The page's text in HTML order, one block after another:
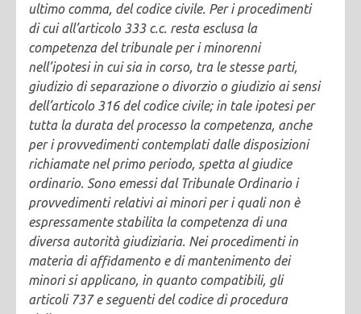
ultimo comma, del codice civile. Per i procedimenti
di cui all’articolo 333 c.c. resta esclusa la
competenza del tribunale per i minorenni
nell’ipotesi in cui sia in corso, tra le stesse parti,
giudizio di separazione o divorzio o giudizio ai sensi
dell’articolo 316 del codice civile; in tale ipotesi per
tutta la durata del processo la competenza, anche
per i provvedimenti contemplati dalle disposizioni
richiamate nel primo periodo, spetta al giudice
ordinario. Sono emessi dal Tribunale Ordinario i
provvedimenti relativi ai minori per i quali non è
espressamente stabilita la competenza di una
diversa autorità giudiziaria. Nei procedimenti in
materia di affidamento e di mantenimento dei
minori si applicano, in quanto compatibili, gli
articoli 737 e seguenti del codice di procedura